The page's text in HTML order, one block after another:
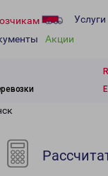
Услуги
Акции